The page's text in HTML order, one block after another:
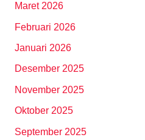
Maret 2026
Februari 2026
Januari 2026
Desember 2025
November 2025
Oktober 2025
September 2025